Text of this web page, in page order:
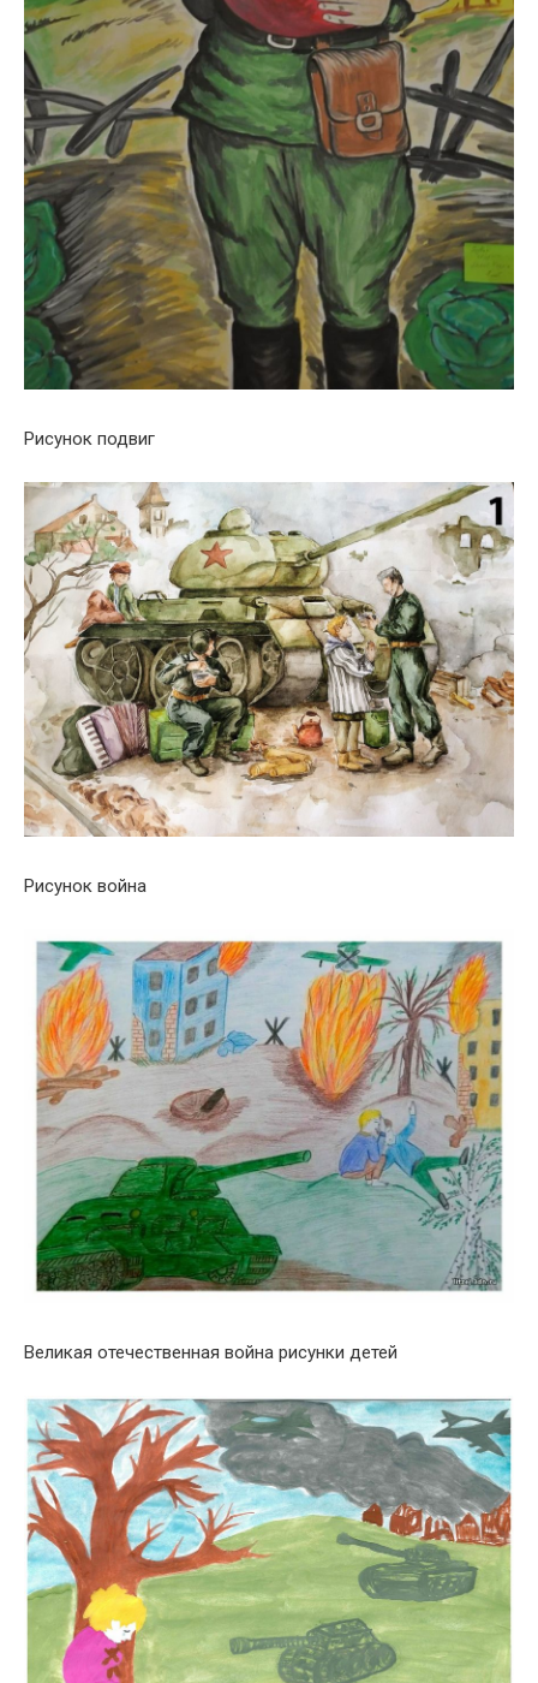
Рисунок подвиг
Рисунок война
Великая отечественная война рисунки детей